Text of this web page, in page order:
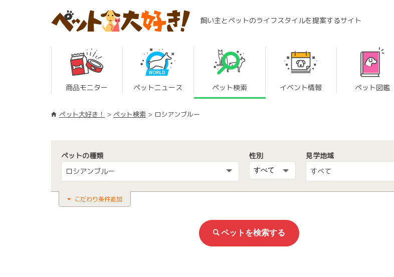
飼い主とペットのライフスタイルを提案するサイト
商品モニター ペットニュース ペット検索 イベント情報 ペット図鑑
ペット大好き！ ペット検索 ロシアンブルー
ペットの種類
ロシアンブルー
性別
見学地域
すべて
こだわり条件追加